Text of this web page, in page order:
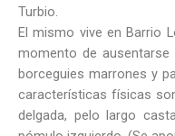
Turbio.
El mismo vive en Barrio
momento de
borceguies marrones y
características físicas
delgada, pelo largo